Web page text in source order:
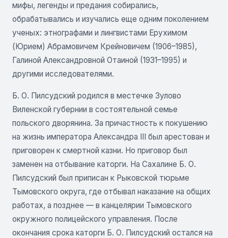
мифы, легенды и предания собирались,
обрабатывались и изучались еще одним поколением
ученых: этнографами и лингвистами Ерухимом
(Юрием) Абрамовичем Крейновичем (1906–1985),
Галиной Александровной Отаиной (1931–1995) и
другими исследователями.
Б. О. Пилсудский родился в местечке Зулово
Виленской губернии в состоятельной семье
польского дворянина. За причастность к покушению
на жизнь императора Александра III был арестован и
приговорен к смертной казни. Но приговор был
заменен на отбывание каторги. На Сахалине Б. О.
Пилсудский был приписан к Рыковской тюрьме
Тымовского округа, где отбывал наказание на общих
работах, а позднее — в канцелярии Тымовского
окружного полицейского управления. После
окончания срока каторги Б. О. Пилсудский остался на